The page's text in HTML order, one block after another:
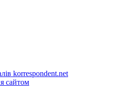
korrespondent.net
сайтом